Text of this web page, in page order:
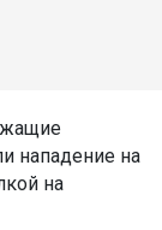
нападение на
на